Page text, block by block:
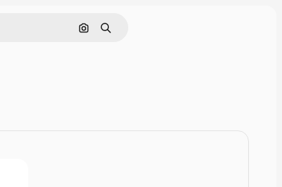
Rechercher par image
Rechercher